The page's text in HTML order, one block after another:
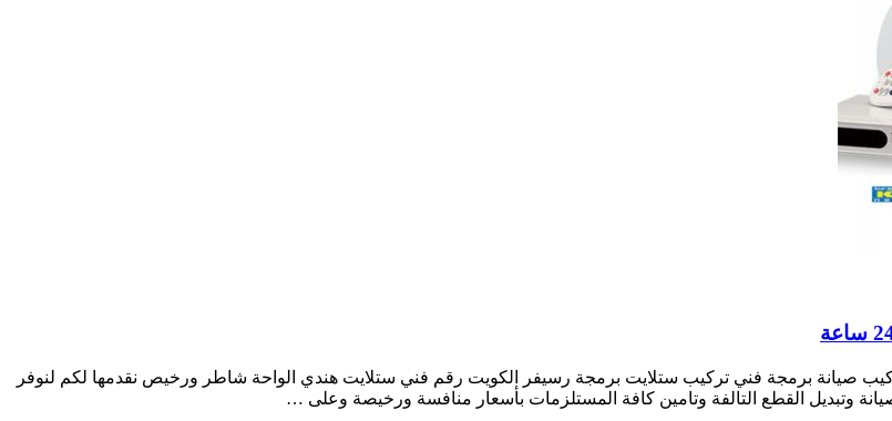
صيانة برمجة فني تركيب ستلايت برمجة رسيفر الكويت رقم فني ستلايت هندي الواحة شاطر ورخيص نقدمها لكم لنوفر
وتبديل القطع التالفة وتامين كافة المستلزمات بأسعار منافسة ورخيصة وعلى …